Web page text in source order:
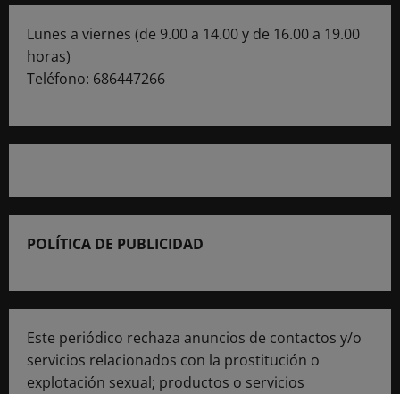
Lunes a viernes (de 9.00 a 14.00 y de 16.00 a 19.00
horas)
Teléfono: 686447266
POLÍTICA DE PUBLICIDAD
Este periódico rechaza anuncios de contactos y/o
servicios relacionados con la prostitución o
explotación sexual; productos o servicios